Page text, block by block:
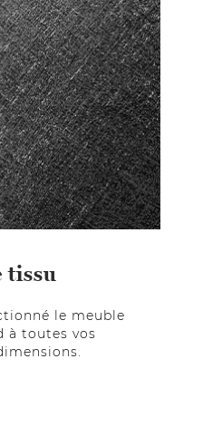
tissu
le meuble
à toutes vos